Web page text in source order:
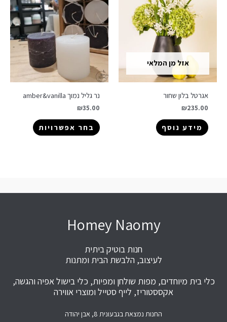
אזל מן המלאי
אגרטל בלון שחור
₪235.00
מידע נוסף
נר גליל נמוך amber&vanilla
₪35.00
בחר אפשרויות
Homey Naomy
חנות בוטיק ביתית
לעיצוב, הלבשת הבית ומתנות
כלי בית מיוחדים, מפות שולחן ומפיות, כלי בישול אפיה והגשה,
אקססטוריז, לייף סטייל ומוצרי אווירה
החנות נמצאת בגבעונית 8, אבן יהודה